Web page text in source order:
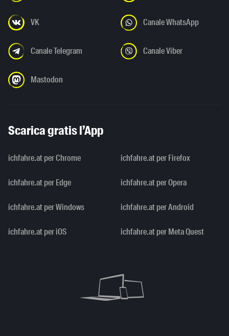
VK Canale WhatsApp
Canale Telegram Canale Viber
Mastodon
Scarica gratis l’App
ichfahre.at per Chrome ichfahre.at per Firefox
ichfahre.at per Edge ichfahre.at per Opera
ichfahre.at per Windows ichfahre.at per Android
ichfahre.at per iOS ichfahre.at per Meta Quest